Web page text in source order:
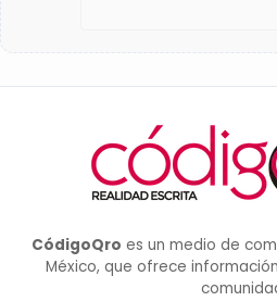
CódigoQro es un medio de
México, que ofrece